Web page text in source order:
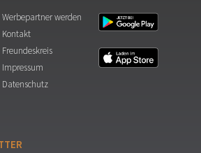
Werbepartner werden
Kontakt
Freundeskreis
Impressum
Datenschutz